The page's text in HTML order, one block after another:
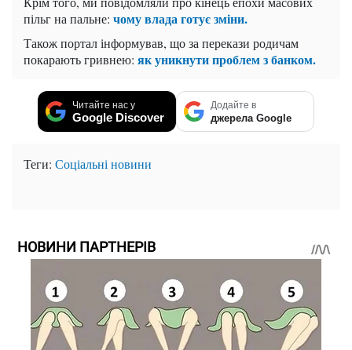
пільг на пальне: чому влада готує зміни.
Також портал інформував, що за перекази родичам
покарають гривнею: як уникнути проблем з банком.
Читайте нас у
Google Discover
Додайте в
джерела Google
Теги: Соціальні новини
НОВИНИ ПАРТНЕРІВ